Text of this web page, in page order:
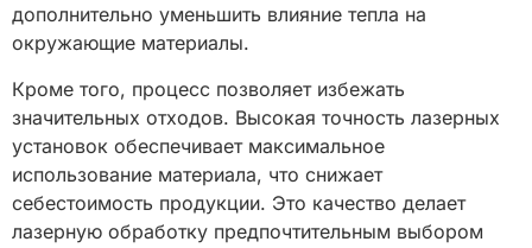
дополнительно уменьшить влияние тепла на
окружающие материалы.
Кроме того, процесс позволяет избежать
значительных отходов. Высокая точность лазерных
установок обеспечивает максимальное
использование материала, что снижает
себестоимость продукции. Это качество делает
лазерную обработку предпочтительным выбором